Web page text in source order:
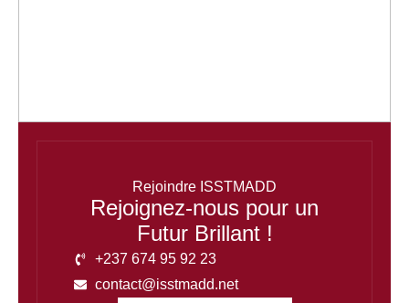
Rejoindre ISSTMADD
Rejoignez-nous pour un
Futur Brillant !
+237 674 95 92 23
contact@isstmadd.net